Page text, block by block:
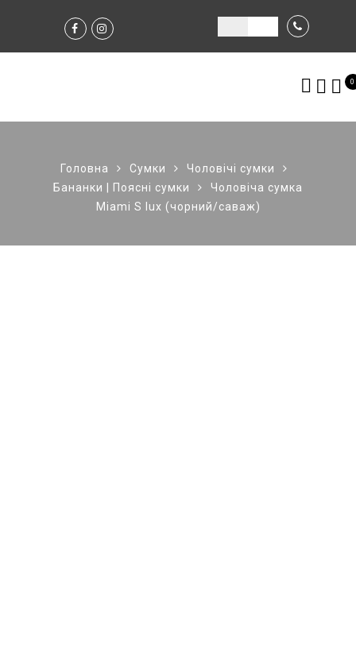
0
Головна Сумки
Чоловічі сумки
Бананки | Поясні сумки
Чоловіча сумка
Miami S lux (чорний/саваж)